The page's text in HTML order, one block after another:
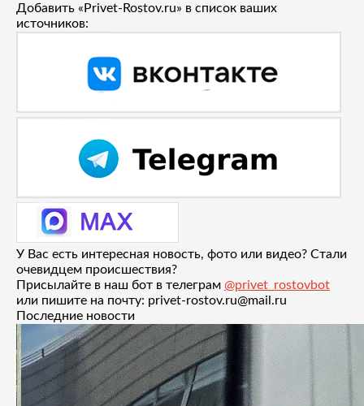
Добавить «Privet-Rostov.ru» в список ваших
источников:
У Вас есть интересная новость, фото или видео? Стали
очевидцем происшествия?
Присылайте в наш бот в телеграм @privet_rostovbot
или пишите на почту: privet-rostov.ru@mail.ru
Последние новости